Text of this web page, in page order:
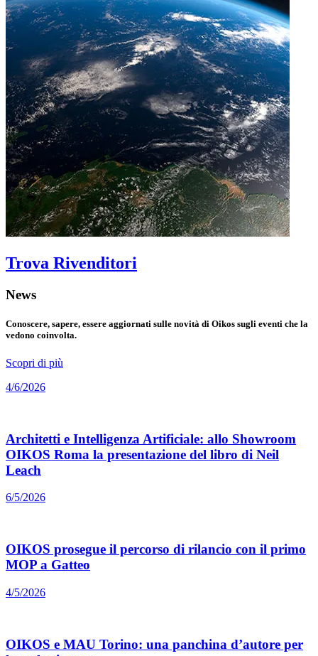
Trova Rivenditori
News
Conoscere, sapere, essere aggiornati sulle novità di Oikos sugli eventi che la
vedono coinvolta.
Scopri di più
4/6/2026
Architetti e Intelligenza Artificiale: allo Showroom
OIKOS Roma la presentazione del libro di Neil
Leach
6/5/2026
OIKOS prosegue il percorso di rilancio con il primo
MOP a Gatteo
4/5/2026
OIKOS e MAU Torino: una panchina d’autore per